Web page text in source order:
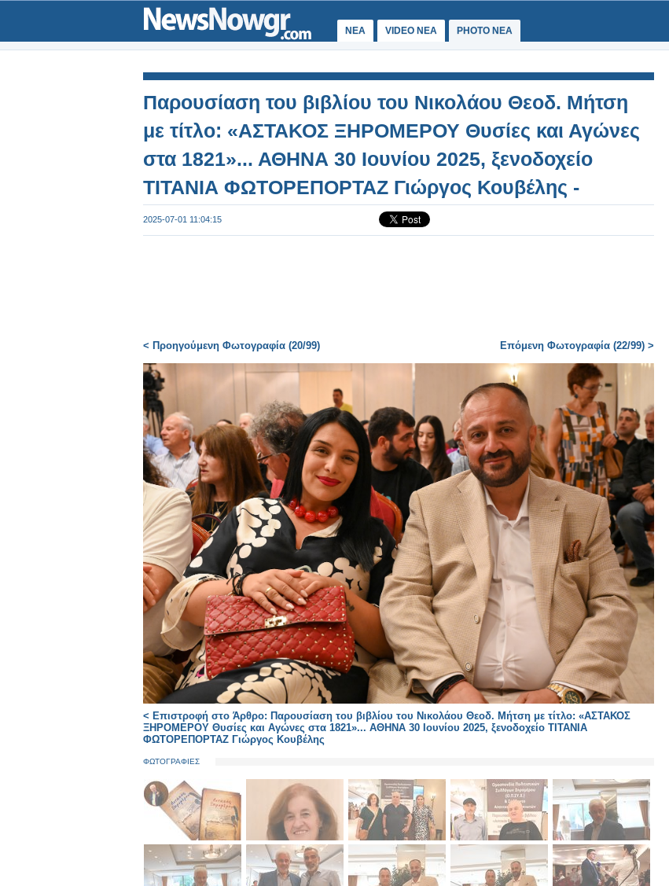
ΝΕΑ VIDEO NEA PHOTO NEA
Παρουσίαση του βιβλίου του Νικολάου Θεοδ. Μήτση
με τίτλο: «ΑΣΤΑΚΟΣ ΞΗΡΟΜΕΡΟΥ Θυσίες και Αγώνες
στα 1821»... ΑΘΗΝΑ 30 Ιουνίου 2025, ξενοδοχείο
ΤΙΤΑΝΙΑ ΦΩΤΟΡΕΠΟΡΤΑΖ Γιώργος Κουβέλης -
Φωτογραφία 21 από 99
2025-07-01 11:04:15
< Προηγούμενη Φωτογραφία (20/99) Επόμενη Φωτογραφία (22/99) >
< Επιστροφή στο Άρθρο: Παρουσίαση του βιβλίου του Νικολάου Θεοδ. Μήτση με τίτλο: «ΑΣΤΑΚΟΣ
ΞΗΡΟΜΕΡΟΥ Θυσίες και Αγώνες στα 1821»... ΑΘΗΝΑ 30 Ιουνίου 2025, ξενοδοχείο ΤΙΤΑΝΙΑ
ΦΩΤΟΡΕΠΟΡΤΑΖ Γιώργος Κουβέλης
ΦΩΤΟΓΡΑΦΙΕΣ